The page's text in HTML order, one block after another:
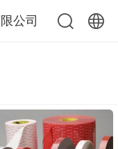
公司